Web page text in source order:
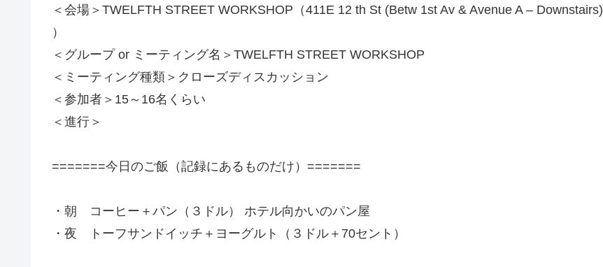
＜会場＞TWELFTH STREET WORKSHOP（411E 12 th St (Betw 1st Av & Avenue A – Downstairs)
）
＜グループ or ミーティング名＞TWELFTH STREET WORKSHOP
＜ミーティング種類＞クローズディスカッション
＜参加者＞15～16名くらい
＜進行＞
=======今日のご飯（記録にあるものだけ）=======
・朝 コーヒー＋パン（３ドル） ホテル向かいのパン屋
・夜 トーフサンドイッチ＋ヨーグルト（３ドル＋70セント）